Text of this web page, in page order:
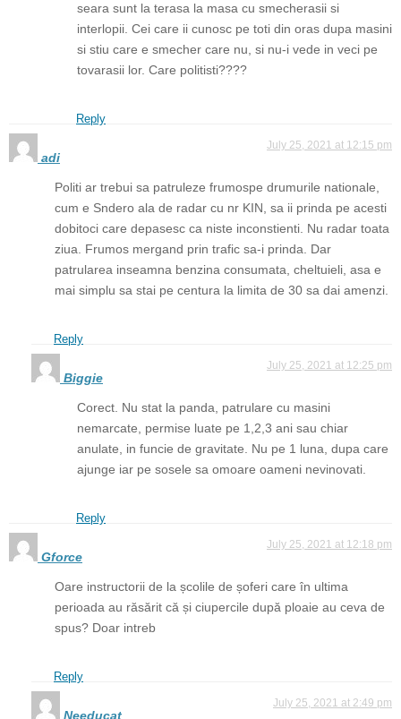
seara sunt la terasa la masa cu smecherasii si
interlopii. Cei care ii cunosc pe toti din oras dupa masini
si stiu care e smecher care nu, si nu-i vede in veci pe
tovarasii lor. Care politisti????
Reply
adi
July 25, 2021 at 12:15 pm
Politi ar trebui sa patruleze frumospe drumurile nationale,
cum e Sndero ala de radar cu nr KIN, sa ii prinda pe acesti
dobitoci care depasesc ca niste inconstienti. Nu radar toata
ziua. Frumos mergand prin trafic sa-i prinda. Dar
patrularea inseamna benzina consumata, cheltuieli, asa e
mai simplu sa stai pe centura la limita de 30 sa dai amenzi.
Reply
Biggie
July 25, 2021 at 12:25 pm
Corect. Nu stat la panda, patrulare cu masini
nemarcate, permise luate pe 1,2,3 ani sau chiar
anulate, in funcie de gravitate. Nu pe 1 luna, dupa care
ajunge iar pe sosele sa omoare oameni nevinovati.
Reply
Gforce
July 25, 2021 at 12:18 pm
Oare instructorii de la școlile de șoferi care în ultima
perioada au răsărit că și ciupercile după ploaie au ceva de
spus? Doar intreb
Reply
Needucat
July 25, 2021 at 2:49 pm